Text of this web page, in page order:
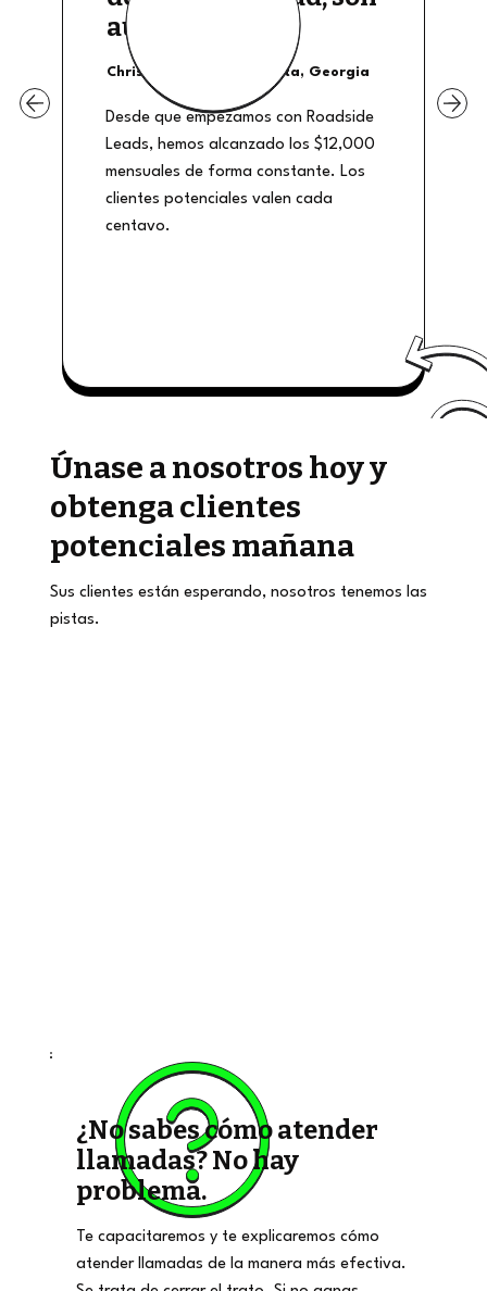
auténticos"
Christian Shields - Atlanta, Georgia
Desde que empezamos con Roadside
Leads, hemos alcanzado los $12,000
mensuales de forma constante. Los
clientes potenciales valen cada
centavo.
Únase a nosotros hoy y
obtenga clientes
potenciales mañana
Sus clientes están esperando, nosotros tenemos las
pistas.
¿No sabes cómo atender
llamadas? No hay
problema.
Te capacitaremos y te explicaremos cómo
atender llamadas de la manera más efectiva.